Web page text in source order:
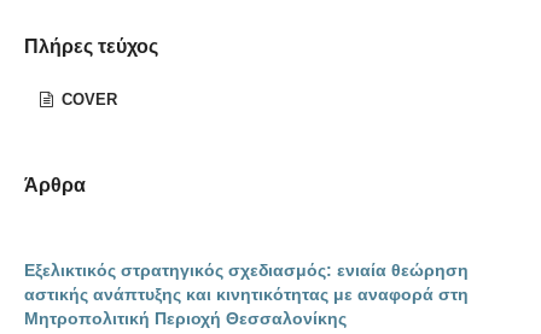
Πλήρες τεύχος
COVER
Άρθρα
Εξελικτικός στρατηγικός σχεδιασμός: ενιαία θεώρηση
αστικής ανάπτυξης και κινητικότητας με αναφορά στη
Μητροπολιτική Περιοχή Θεσσαλονίκης